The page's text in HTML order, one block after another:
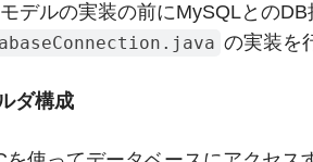
デルの実装の前にMySQLとの
の実装を
ダ構成